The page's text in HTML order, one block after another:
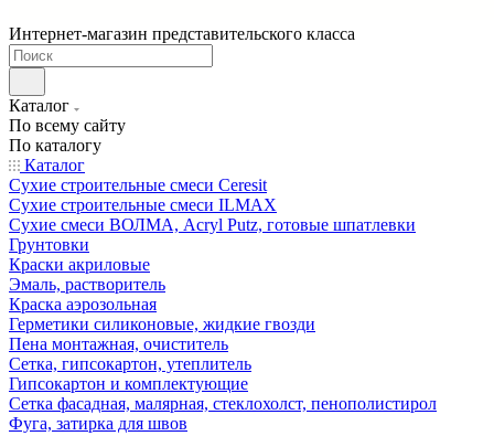
Интернет-магазин представительского класса
Каталог
По всему сайту
По каталогу
Каталог
Сухие строительные смеси Ceresit
Сухие строительные смеси ILMAX
Сухие смеси ВОЛМА, Acryl Putz, готовые шпатлевки
Грунтовки
Краски акриловые
Эмаль, растворитель
Краска аэрозольная
Герметики силиконовые, жидкие гвозди
Пена монтажная, очиститель
Сетка, гипсокартон, утеплитель
Гипсокартон и комплектующие
Сетка фасадная, малярная, стеклохолст, пенополистирол
Фуга, затирка для швов